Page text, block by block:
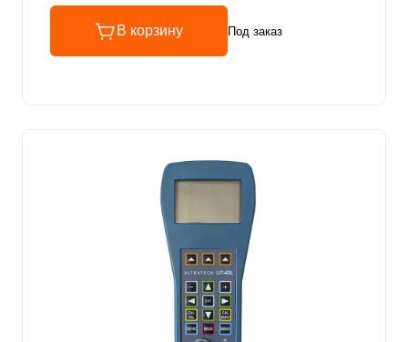
В корзину Под заказ